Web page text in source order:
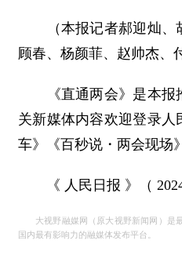
（本报记者郝迎灿、胡
顾春、杨颜菲、赵帅杰、
《直通两会》是本报
关新媒体内容欢迎登录人
车》《百秒说・两会现场
《 人民日报 》（ 2024
大视野融媒网（原大视野新闻网）是
国内最有影响力的融媒体发布平台。